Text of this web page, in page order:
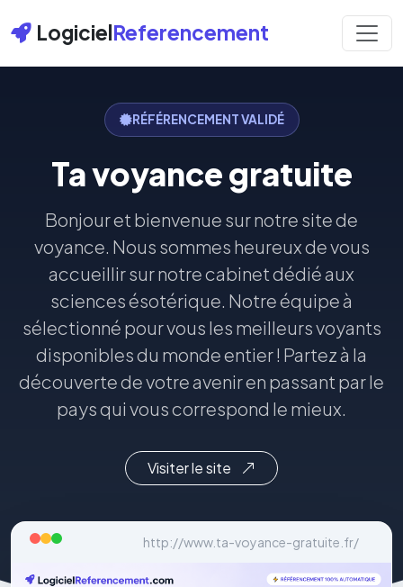
LogicielReferencement
RÉFÉRENCEMENT VALIDÉ
Ta voyance gratuite
Bonjour et bienvenue sur notre site de
voyance. Nous sommes heureux de vous
accueillir sur notre cabinet dédié aux
sciences ésotérique. Notre équipe à
sélectionné pour vous les meilleurs voyants
disponibles du monde entier ! Partez à la
découverte de votre avenir en passant par le
pays qui vous correspond le mieux.
Visiter le site
http://www.ta-voyance-gratuite.fr/